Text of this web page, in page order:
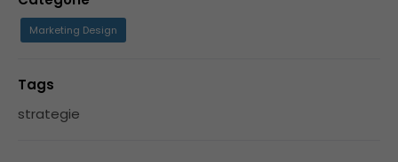
Marketing Design
Tags
strategie